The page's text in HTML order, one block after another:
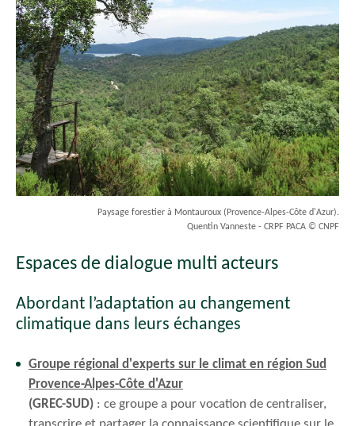
Paysage forestier à Montauroux (Provence-Alpes-Côte d'Azur).
Quentin Vanneste - CRPF PACA © CNPF
Espaces de dialogue multi acteurs
Abordant l’adaptation au changement
climatique dans leurs échanges
Groupe régional d'experts sur le climat en région Sud
Provence-Alpes-Côte d'Azur
(GREC-SUD) : ce groupe a pour vocation de centraliser,